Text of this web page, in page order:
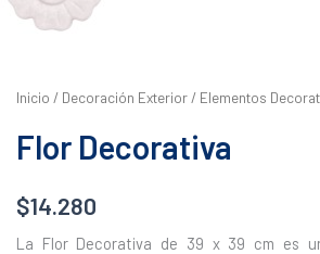
Inicio / Decoración Exterior / Elementos
Flor Decorativa
$14.280
La Flor Decorativa de 39 x 39 cm es